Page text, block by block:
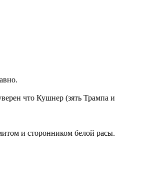
что Кушнер (зять Трампа и
и сторонником белой расы.